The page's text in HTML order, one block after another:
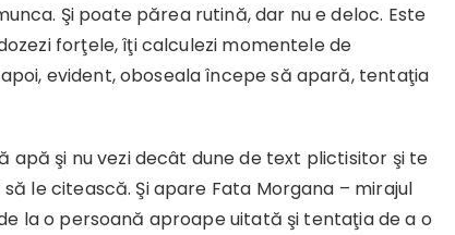
Şi poate părea rutină, dar nu e deloc. Este
forţele, îţi calculezi momentele de
evident, oboseala începe să apară, tentaţia
şi nu vezi decât dune de text plictisitor şi te
le citească. Şi apare Fata Morgana – mirajul
la o persoană aproape uitată şi tentaţia de a o